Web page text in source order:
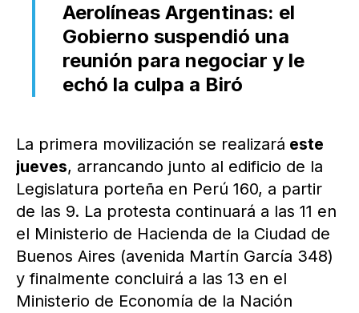
Aerolíneas Argentinas: el
Gobierno suspendió una
reunión para negociar y le
echó la culpa a Biró
La primera movilización se realizará este
jueves, arrancando junto al edificio de la
Legislatura porteña en Perú 160, a partir
de las 9. La protesta continuará a las 11 en
el Ministerio de Hacienda de la Ciudad de
Buenos Aires (avenida Martín García 348)
y finalmente concluirá a las 13 en el
Ministerio de Economía de la Nación